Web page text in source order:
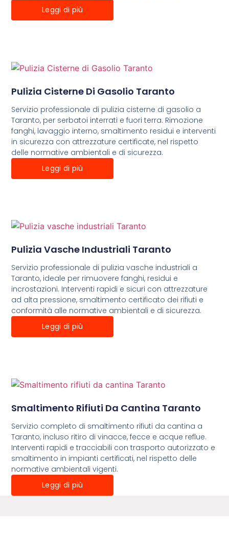
Leggi di più
Pulizia Cisterne Di Gasolio Taranto
Servizio professionale di pulizia cisterne di gasolio a
Taranto, per serbatoi interrati e fuori terra. Rimozione
fanghi, lavaggio interno, smaltimento residui e interventi
in sicurezza con attrezzature certificate, nel rispetto
delle normative ambientali e di sicurezza.
Leggi di più
Pulizia Vasche Industriali Taranto
Servizio professionale di pulizia vasche industriali a
Taranto, ideale per rimuovere fanghi, residui e
incrostazioni. Interventi rapidi e sicuri con attrezzature
ad alta pressione, smaltimento certificato dei rifiuti e
conformità alle normative ambientali e di sicurezza.
Leggi di più
Smaltimento Rifiuti Da Cantina Taranto
Servizio completo di smaltimento rifiuti da cantina a
Taranto, incluso ritiro di vinacce, fecce e acque reflue.
Interventi rapidi e tracciabili con trasporto autorizzato e
smaltimento in impianti certificati, nel rispetto delle
normative ambientali vigenti.
Leggi di più